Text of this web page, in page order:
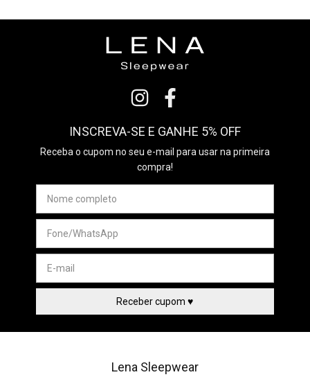
INSCREVA-SE E GANHE 5% OFF
Receba o cupom no seu e-mail para usar na primeira
compra!
Lena Sleepwear